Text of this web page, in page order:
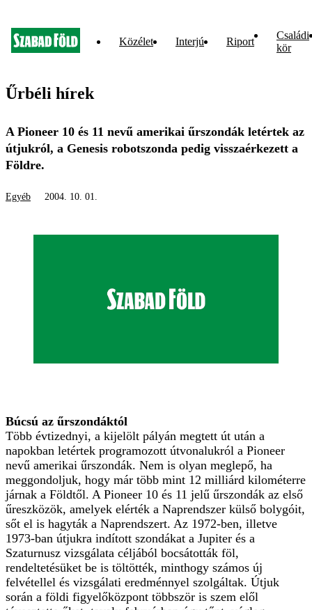
Közélet Interjú Riport
Családi
kör
Űrbéli hírek
A Pioneer 10 és 11 nevű amerikai űrszondák letértek az
útjukról, a Genesis robotszonda pedig visszaérkezett a
Földre.
Egyéb 2004. 10. 01.
Búcsú az űrszondáktól
Több évtizednyi, a kijelölt pályán megtett út után a
napokban letértek programozott útvonalukról a Pioneer
nevű amerikai űrszondák. Nem is olyan meglepő, ha
meggondoljuk, hogy már több mint 12 milliárd kilométerre
járnak a Földtől. A Pioneer 10 és 11 jelű űrszondák az első
űreszközök, amelyek elérték a Naprendszer külső bolygóit,
sőt el is hagyták a Naprendszert. Az 1972-ben, illetve
1973-ban útjukra indított szondákat a Jupiter és a
Szaturnusz vizsgálata céljából bocsátották föl,
rendeltetésüket be is töltötték, minthogy számos új
felvétellel és vizsgálati eredménnyel szolgáltak. Útjuk
során a földi figyelőközpont többször is szem elől